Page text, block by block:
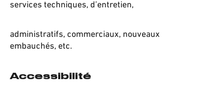
services techniques, d’entretien,
administratifs, commerciaux, nouveaux
embauchés, etc.
Accessibilité